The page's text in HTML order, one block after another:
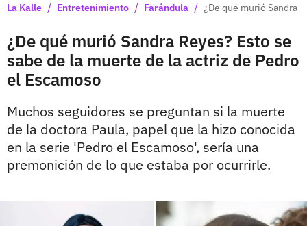
La Kalle / Entretenimiento / Farándula / ¿De qué murió Sandra
¿De qué murió Sandra Reyes? Esto se
sabe de la muerte de la actriz de Pedro
el Escamoso
Muchos seguidores se preguntan si la muerte
de la doctora Paula, papel que la hizo conocida
en la serie 'Pedro el Escamoso', sería una
premonición de lo que estaba por ocurrirle.